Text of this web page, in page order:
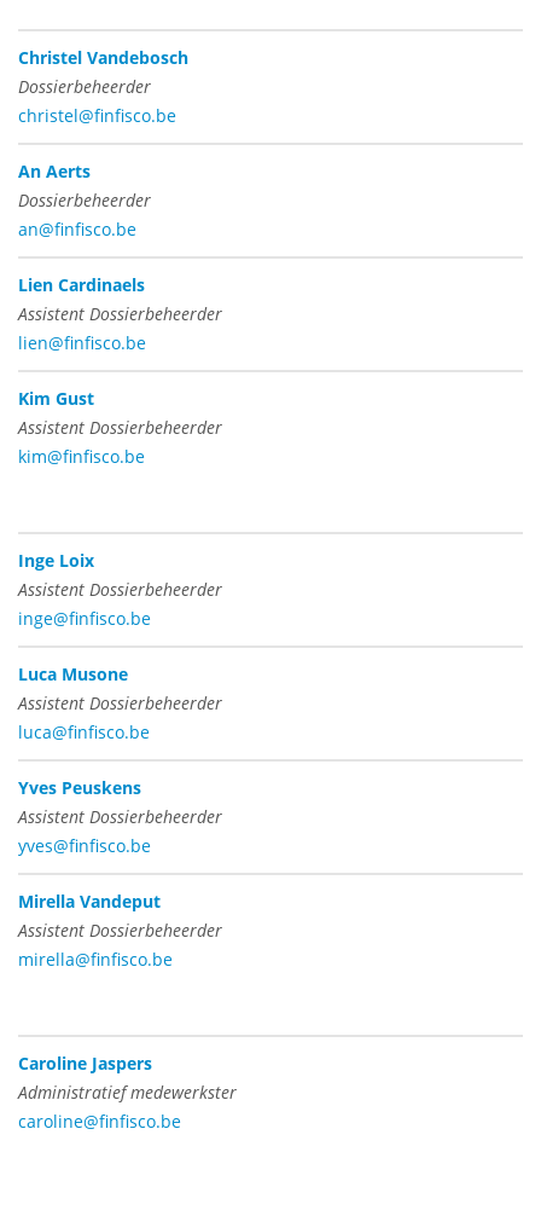
Christel Vandebosch
Dossierbeheerder
christel@finfisco.be
An Aerts
Dossierbeheerder
an@finfisco.be
Lien Cardinaels
Assistent Dossierbeheerder
lien@finfisco.be
Kim Gust
Assistent Dossierbeheerder
kim@finfisco.be
Inge Loix
Assistent Dossierbeheerder
inge@finfisco.be
Luca Musone
Assistent Dossierbeheerder
luca@finfisco.be
Yves Peuskens
Assistent Dossierbeheerder
yves@finfisco.be
Mirella Vandeput
Assistent Dossierbeheerder
mirella@finfisco.be
Caroline Jaspers
Administratief medewerkster
caroline@finfisco.be